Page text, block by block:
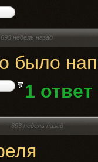
693 недель назад
было
1 ответ
· 693 недель назад